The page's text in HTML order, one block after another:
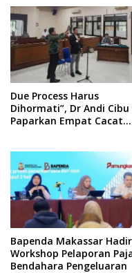
Due Process Harus
Dihormati”, Dr Andi Cibu
Paparkan Empat Cacat
Bapenda Makassar
Workshop Pelaporan
Bendahara Pengeluaran